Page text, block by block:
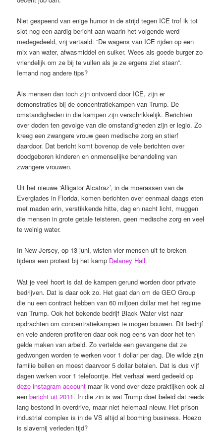
Niet gespeend van enige humor in de strijd tegen ICE trof ik tot
slot nog een aardig bericht aan waarin het volgende werd
medegedeeld, vrij vertaald: “De wagens van ICE rijden op een
mix van water, afwasmiddel en suiker. Wees als goede burger zo
vriendelijk om ze bij te vullen als je ze ergens ziet staan”.
Iemand nog andere tips?
Als mensen dan toch zijn ontvoerd door ICE, zijn er
demonstraties bij de concentratiekampen van Trump. De
omstandigheden in die kampen zijn verschrikkelijk. Berichten
over doden ten gevolge van die omstandigheden zijn er legio. Zo
kreeg een zwangere vrouw geen medische zorg en stierf
daardoor. Dat bericht komt bovenop de vele berichten over
doodgeboren kinderen en onmenselijke behandeling van
zwangere vrouwen.
Uit het nieuwe ‘Alligator Alcatraz’, in de moerassen van de
Everglades in Florida, komen berichten over eenmaal daags eten
met maden erin, verstikkende hitte, dag en nacht licht, muggen
die mensen in grote getale teisteren, geen medische zorg en veel
te weinig water.
In New Jersey, op 13 juni, wisten vier mensen uit te breken
tijdens een protest bij het kamp Delaney Hall.
Wat je veel hoort is dat de kampen gerund worden door private
bedrijven. Dat is daar ook zo. Het gaat dan om de GEO Group
die nu een contract hebben van 60 miljoen dollar met het regime
van Trump. Ook het bekende bedrijf Black Water vist naar
opdrachten om concentratiekampen te mogen bouwen. Dit bedrijf
en vele anderen profiteren daar ook nog eens van door het ten
gelde maken van arbeid. Zo vertelde een gevangene dat ze
gedwongen worden te werken voor 1 dollar per dag. Die wilde zijn
familie bellen en moest daarvoor 5 dollar betalen. Dat is dus vijf
dagen werken voor 1 telefoontje. Het verhaal werd gedeeld op
deze instagram account maar ik vond over deze praktijken ook al
eenbericht uit 2011. In die zin is wat Trump doet beleid dat reeds
lang bestond in overdrive, maar niet helemaal nieuw. Het prison
industrial complex is in de VS altijd al booming business. Hoezo
is slavernij verleden tijd?